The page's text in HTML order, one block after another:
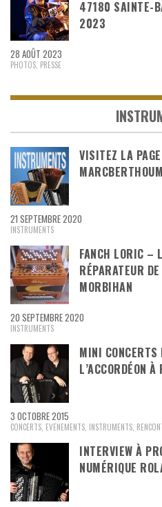
47180 SAINTE-
2023
28 AOÛT 2023
PHOTOS PRESSE
VISITEZ LA
21 SEPTEMBRE 2020
INSTRUMENTS
FANCH LORIC –
RÉPARATEUR
MORBIHAN
20 SEPTEMBRE 2020
INSTRUMENTS
MINI CONCERTS
L’ACCORDÉON À
3 OCTOBRE 2015
CONCERTS EVENEMENTS INSTRUMENTS
INTERVIEW À
NUMÉRIQUE